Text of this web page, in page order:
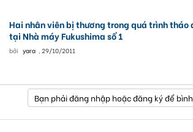
Hai nhân viên bị thương trong quá trình tháo
tại Nhà máy Fukushima số 1
bởi yara , 29/10/2011
Bạn phải đăng nhập hoặc đăng ký để